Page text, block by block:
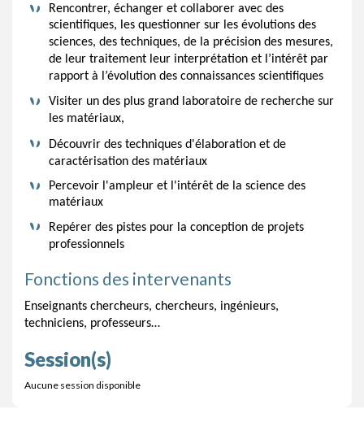
Rencontrer, échanger et collaborer avec des
scientifiques, les questionner sur les évolutions des
sciences, des techniques, de la précision des mesures,
de leur traitement leur interprétation et l’intérêt par
rapport à l’évolution des connaissances scientifiques
Visiter un des plus grand laboratoire de recherche sur
les matériaux,
Découvrir des techniques d'élaboration et de
caractérisation des matériaux
Percevoir l'ampleur et l'intérêt de la science des
matériaux
Repérer des pistes pour la conception de projets
professionnels
Fonctions des intervenants
Enseignants chercheurs, chercheurs, ingénieurs,
techniciens, professeurs…
Session(s)
Aucune session disponible